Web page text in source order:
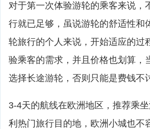
对于第一次体验游轮的乘客来说，
行就已足够，虽说游轮的舒适性和
轮旅行的个人来说，开始适应的过
验乘客的需求，并且价格也划算，
选择长途游轮，否则只能是费钱不
3-4天的航线在欧洲地区，推荐乘
利热门旅行目的地，欧洲小城也不